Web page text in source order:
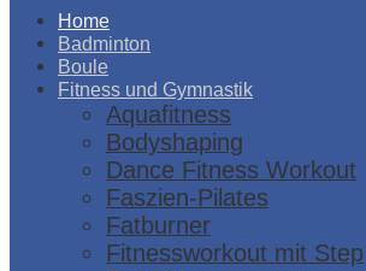
Home
Badminton
Boule
Fitness und Gymnastik
Aquafitness
Bodyshaping
Dance Fitness Workout
Faszien-Pilates
Fatburner
Fitnessworkout mit Step